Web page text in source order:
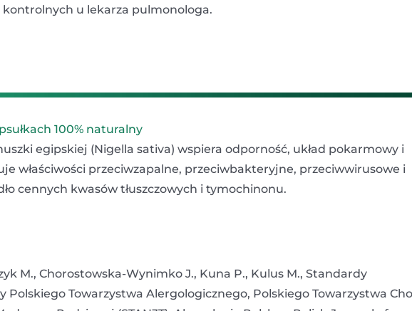
u lekarza pulmonologa.
100% naturalny
egipskiej (Nigella sativa) wspiera odporność, układ pokarmowy i
właściwości przeciwzapalne, przeciwbakteryjne, przeciwwirusowe i
cennych kwasów tłuszczowych i tymochinonu.
M., Chorostowska-Wynimko J., Kuna P., Kulus M., Standardy
Polskiego Towarzystwa Alergologicznego, Polskiego Towarzystwa